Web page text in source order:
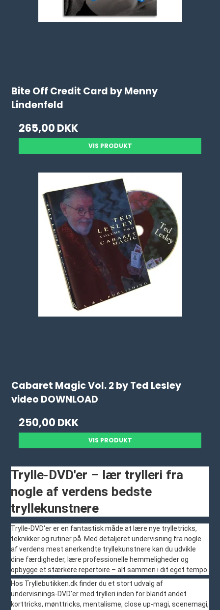
Bite Off Credit Card by Menny
Lindenfeld
265,00 DKK
VIS PRODUKT
Cabaret Magic Vol. 2 by Ted Lesley
video DOWNLOAD
250,00 DKK
VIS PRODUKT
Trylle-DVD'er – lær trylleri fra
nogle af verdens bedste
tryllekunstnere
Trylle-DVD'er er en fantastisk måde at lære nye trylletricks,
teknikker og rutiner på. Med detaljeret undervisning fra nogle
af verdens mest anerkendte tryllekunstnere kan du udvikle
dine færdigheder, lære professionelle hemmeligheder og
opbygge et stærkere repertoire – alt sammen i dit eget tempo.
Hos Tryllebutikken.dk finder du et stort udvalg af
undervisnings-DVD'er med trylleri inden for blandt andet
korttricks, mønttricks, mentalisme, close up-magi, scenemagi,